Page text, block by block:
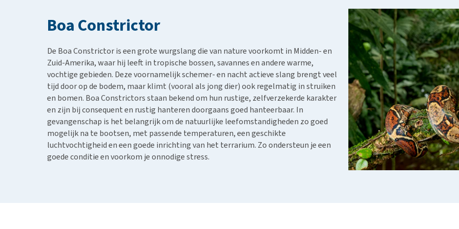
Snacks
Bekijk alles
Puppy benodigdheden
Bekijk alles
Puppy apotheek
Vuurwerkangst
Bekijk alles
Bekijk alles
Bekijk alles
Boa Constrictor
De Boa Constrictor is een grote wurgslang die van nature voorkomt in Midden- en
Zuid-Amerika, waar hij leeft in tropische bossen, savannes en andere warme,
vochtige gebieden. Deze voornamelijk schemer- en nacht actieve slang brengt veel
tijd door op de bodem, maar klimt (vooral als jong dier) ook regelmatig in struiken
en bomen. Boa Constrictors staan bekend om hun rustige, zelfverzekerde karakter
en zijn bij consequent en rustig hanteren doorgaans goed hanteerbaar. In
gevangenschap is het belangrijk om de natuurlijke leefomstandigheden zo goed
mogelijk na te bootsen, met passende temperaturen, een geschikte
luchtvochtigheid en een goede inrichting van het terrarium. Zo ondersteun je een
goede conditie en voorkom je onnodige stress.